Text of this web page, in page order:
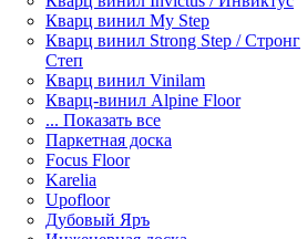
Кварц винил My Step
Кварц винил Strong Step / Стронг
Степ
Кварц винил Vinilam
Кварц-винил Alpine Floor
... Показать все
Паркетная доска
Focus Floor
Karelia
Upofloor
Дубовый Яръ